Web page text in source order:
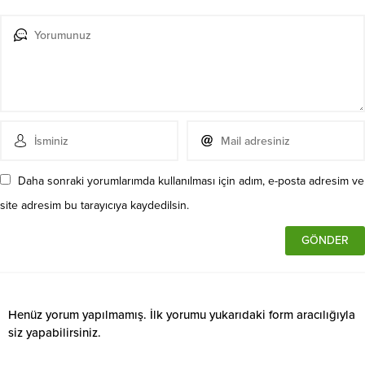
Daha sonraki yorumlarımda kullanılması için adım, e-posta adresim ve
site adresim bu tarayıcıya kaydedilsin.
Henüz yorum yapılmamış. İlk yorumu yukarıdaki form aracılığıyla
siz yapabilirsiniz.